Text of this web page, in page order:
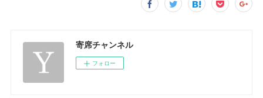
寄席チャンネル
フォロー